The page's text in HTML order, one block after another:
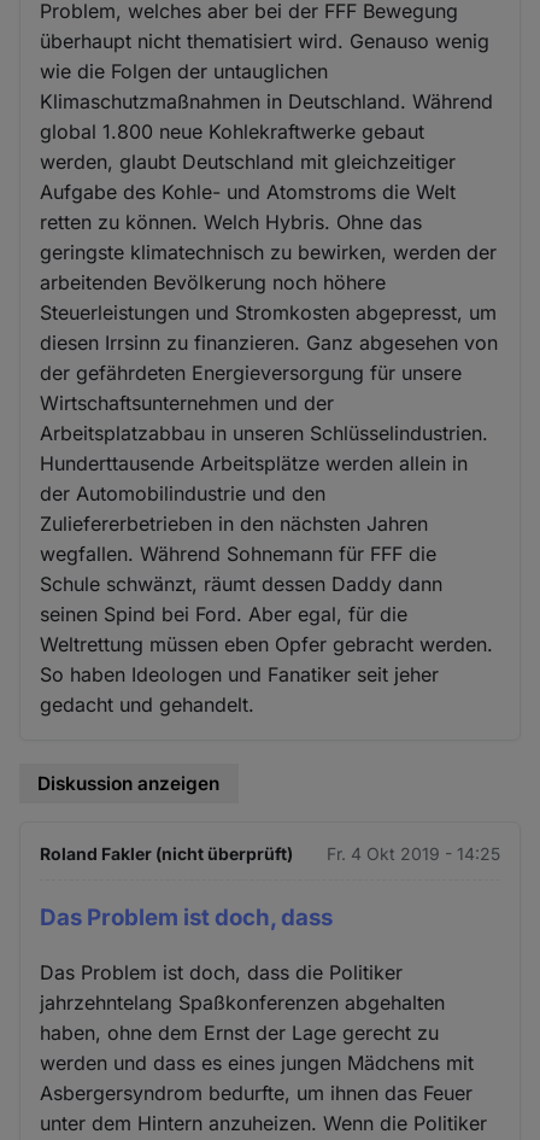
Problem, welches aber bei der FFF Bewegung
überhaupt nicht thematisiert wird. Genauso wenig
wie die Folgen der untauglichen
Klimaschutzmaßnahmen in Deutschland. Während
global 1.800 neue Kohlekraftwerke gebaut
werden, glaubt Deutschland mit gleichzeitiger
Aufgabe des Kohle- und Atomstroms die Welt
retten zu können. Welch Hybris. Ohne das
geringste klimatechnisch zu bewirken, werden der
arbeitenden Bevölkerung noch höhere
Steuerleistungen und Stromkosten abgepresst, um
diesen Irrsinn zu finanzieren. Ganz abgesehen von
der gefährdeten Energieversorgung für unsere
Wirtschaftsunternehmen und der
Arbeitsplatzabbau in unseren Schlüsselindustrien.
Hunderttausende Arbeitsplätze werden allein in
der Automobilindustrie und den
Zuliefererbetrieben in den nächsten Jahren
wegfallen. Während Sohnemann für FFF die
Schule schwänzt, räumt dessen Daddy dann
seinen Spind bei Ford. Aber egal, für die
Weltrettung müssen eben Opfer gebracht werden.
So haben Ideologen und Fanatiker seit jeher
gedacht und gehandelt.
Diskussion anzeigen
Roland Fakler (nicht überprüft) Fr. 4 Okt 2019 - 14:25
Das Problem ist doch, dass
Das Problem ist doch, dass die Politiker
jahrzehntelang Spaßkonferenzen abgehalten
haben, ohne dem Ernst der Lage gerecht zu
werden und dass es eines jungen Mädchens mit
Asbergersyndrom bedurfte, um ihnen das Feuer
unter dem Hintern anzuheizen. Wenn die Politiker